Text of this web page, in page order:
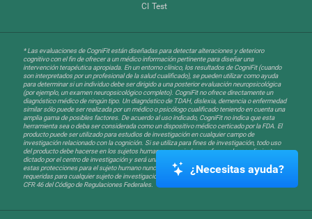
CI Test
* Las evaluaciones de CogniFit están diseñadas para detectar alteraciones y deterioro
cognitivo con el fin de ofrecer a un médico información pertinente para diseñar una
intervención terapéutica apropiada. En un entorno clínico, los resultados de CogniFit (cuando
son interpretados por un profesional de la salud cualificado), se pueden utilizar como ayuda
para determinar si un individuo debe ser dirigido a una posterior evaluación neuropsicológica
(por ejemplo, un examen neuropsicológico completo). CogniFit no ofrece directamente un
diagnóstico médico de ningún tipo. Un diagnóstico de TDAH, dislexia, demencia o enfermedad
similar sólo puede ser realizada por un médico o psicólogo cualificado teniendo en cuenta una
amplia gama de posibles factores. De acuerdo al uso indicado, CogniFit no indica que esta
herramienta sea o deba ser considerada como un dispositivo médico certicado por la FDA. El
producto puede ser utilizado para estudios de investigación en cualquier campo de
investigación relacionado con la cognición. Si se utiliza para fines de investigación, todo uso
del producto debe hacerse en los sujetos humanos apropiados conforme al procedimiento
dictado por el centro de investigación y será una obligación por parte del investigador. Todas
estas protecciones para el sujeto humano nunca no podrán ser, en ningún caso, inferiores a las
requeridas para cualquier sujeto de investigación en virtud de lo dispuesto en la Sección 45
CFR 46 del Código de Regulaciones Federales.
¿Necesitas ayuda?